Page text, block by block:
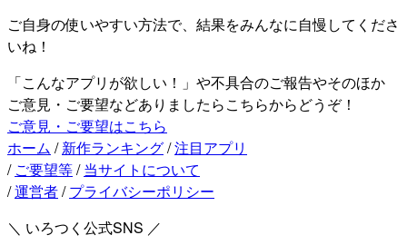
ご自身の使いやすい方法で、結果をみんなに自慢してくださ
いね！
「こんなアプリが欲しい！」や不具合のご報告やそのほか
ご意見・ご要望などありましたらこちらからどうぞ！
ご意見・ご要望はこちら
ホーム / 新作ランキング/注目アプリ
/ ご要望等/ 当サイトについて
/運営者/ プライバシーポリシー
＼ いろつく公式SNS ／